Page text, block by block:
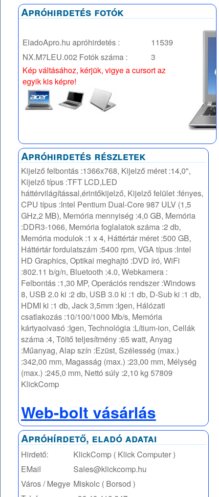
Apróhirdetés fotók
EladoApro.hu apróhirdetés :
11539
NX.M7LEU.002 Fotók száma :
3
Kép váltásához, kérjük, vigye a cursort az
egyik kis képre!
Apróhirdetés részletek
Kijelző felbontás :1366x768, Kijelző méret :14,0",
Kijelző típus :TFT LCD,LED
háttérvilágítással,érintőkijelző, Kijelző felület :fényes,
CPU típus :Intel Pentium Dual-Core 987 ULV (1,5
GHz,2 MB), Memória mennyiség :4,0 GB, Memória
:DDR3-1066, Memória foglalatok száma :2 db,
Memória modulok :1 x 4, Háttértár méret :500 GB,
Háttértár fordulatszám :5400 rpm, VGA típus :Intel
HD Graphics, Optikai meghajtó :DVD író, WiFi
:802.11 b/g/n, Bluetooth :4.0, Webkamera :
Felbontás :1,30 MP, Operációs rendszer :Windows
8, USB 2.0 ki :2 db, USB 3.0 ki :1 db, D-Sub ki :1 db,
HDMI ki :1 db, Jack 3,5mm :Igen, Hálózati
csatlakozás :10/100/1000 Mb/s, Memória
kártyaolvasó :Igen, Technológia :Lítium-ion, Cellák
száma :4, Töltő teljesítmény :65 watt, Anyag
:Műanyag, Alap szín :Ezüst, Szélesség (max.)
:342,00 mm, Magasság (max.) :23,00 mm, Mélység
(max.) :245,0 mm, Nettó súly :2,10 kg 57809
KlickComp
Web-bolt vásárlás
Apróhírdető, eladó adatai
Hirdető:
KlickComp ( Klick Computer )
EMail
Sales@klickcomp.hu
Város / Megye Miskolc ( Borsod )